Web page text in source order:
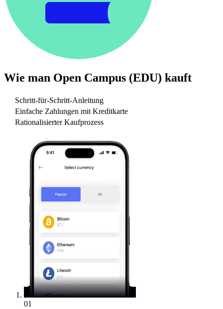
Wie man Open Campus (EDU) kauft
Schritt-für-Schritt-Anleitung
Einfache Zahlungen mit Kreditkarte
Rationalisierter Kaufprozess
01